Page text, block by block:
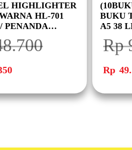
HIGHLIGHTER
HL-701
PENANDA
] STABILO
ini
BUKU
A5 38
BUKU)
Rp
Harga
aslinya
adalah:
Rp